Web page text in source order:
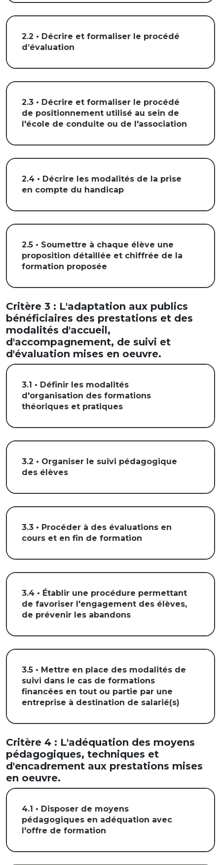
2.2 • Décrire et formaliser le procédé
d’évaluation
2.3 • Décrire et formaliser le procédé
de positionnement utilisé au sein de
l'école de conduite ou de l'association
2.4 • Décrire les modalités de la prise
en compte du handicap
2.5 • Soumettre à chaque élève une
proposition détaillée et chiffrée de la
formation proposée
Critère 3 : L'adaptation aux publics
bénéficiaires des prestations et des
modalités d'accueil,
d'accompagnement, de suivi et
d'évaluation mises en oeuvre.
3.1 • Définir les modalités
d'organisation des formations
théoriques et pratiques
3.2 • Organiser le suivi pédagogique
des élèves
3.3 • Procéder à des évaluations en
cours et en fin de formation
3.4 • Établir une procédure permettant
de favoriser l'engagement des élèves,
de prévenir les abandons
3.5 • Mettre en place des modalités de
suivi dans le cas de formations
financées en tout ou partie par une
entreprise à destination de salarié(s)
Critère 4 : L'adéquation des moyens
pédagogiques, techniques et
d'encadrement aux prestations mises
en oeuvre.
4.1 • Disposer de moyens
pédagogiques en adéquation avec
l'offre de formation